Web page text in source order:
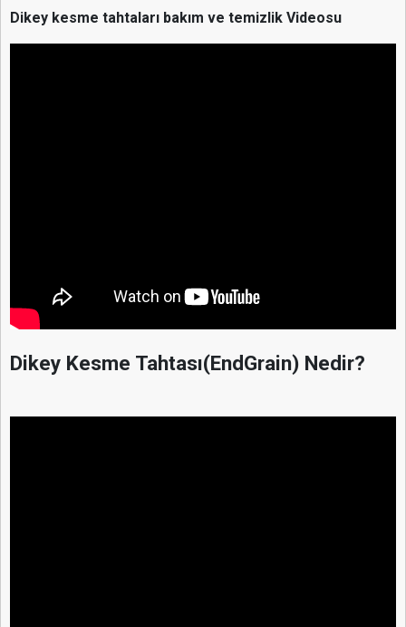
Dikey kesme tahtaları bakım ve temizlik Videosu
Dikey Kesme Tahtası(EndGrain) Nedir?